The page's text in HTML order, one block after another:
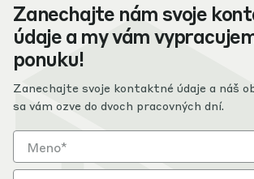
Zanechajte nám svoje
údaje a my vám
ponuku!
Zanechajte svoje kontaktné údaje a náš
sa vám ozve do dvoch pracovných dní.